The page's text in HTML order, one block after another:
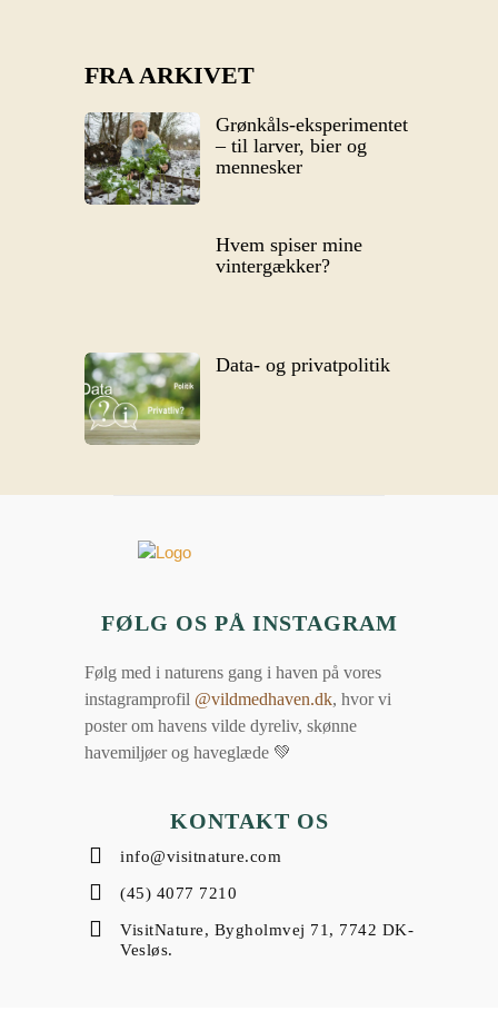
FRA ARKIVET
Grønkåls-eksperimentet
– til larver, bier og
mennesker
Hvem spiser mine
vintergækker?
Data- og privatpolitik
FØLG OS PÅ INSTAGRAM
Følg med i naturens gang i haven på vores
instagramprofil @vildmedhaven.dk, hvor vi
poster om havens vilde dyreliv, skønne
havemiljøer og haveglæde 💚
KONTAKT OS
info@visitnature.com
(45) 4077 7210
VisitNature, Bygholmvej 71, 7742 DK-
Vesløs.